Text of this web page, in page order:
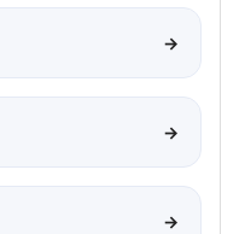
→
→
→